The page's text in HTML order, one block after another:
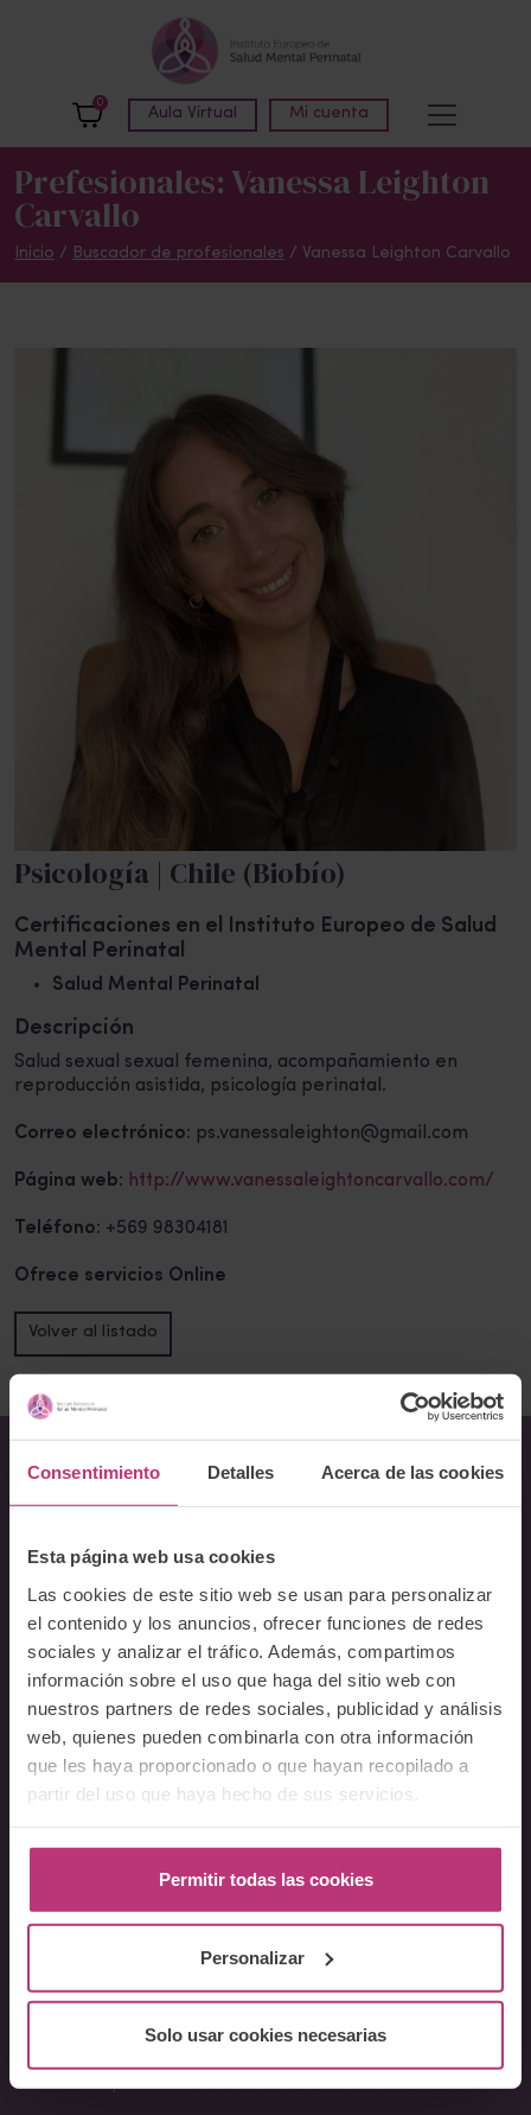
Consentimiento Detalles Acerca de las cookies
Esta página web usa cookies
Las cookies de este sitio web se usan para personalizar
el contenido y los anuncios, ofrecer funciones de redes
sociales y analizar el tráfico. Además, compartimos
información sobre el uso que haga del sitio web con
nuestros partners de redes sociales, publicidad y análisis
web, quienes pueden combinarla con otra información
que les haya proporcionado o que hayan recopilado a
partir del uso que haya hecho de sus servicios.
Permitir todas las cookies
Personalizar
Solo usar cookies necesarias
0
Aula Virtual Mi cuenta
Prefesionales: Vanessa Leighton
Carvallo
Inicio / Buscador de profesionales / Vanessa Leighton Carvallo
Psicología | Chile (Biobío)
Certificaciones en el Instituto Europeo de Salud
Mental Perinatal
Salud Mental Perinatal
Descripción
Salud sexual sexual femenina, acompañamiento en
reproducción asistida, psicología perinatal.
Correo electrónico: ps.vanessaleighton@gmail.com
Página web: http://www.vanessaleightoncarvallo.com/
Teléfono: +569 98304181
Ofrece servicios Online
Volver al listado
Sobre Nosotros
Acerca del Instituto
Equipo
Docentes
Preguntas frecuentes
Cursos
Conferencia Neurociencia de la Lactancia y aplicaciones
clínicas
Psiquiatría perinatal
Lactancia y Salud Mental
La mirada perinatal en el ámbito social
Formación avanzada en acompañamiento y atención al
Principios de atención en Salud Mental Perinatal